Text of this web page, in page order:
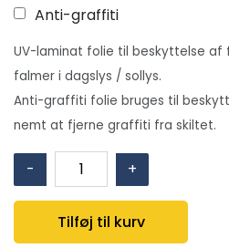
Anti-graffiti
UV-laminat folie til beskyttelse af
falmer i dagslys / sollys.
Anti-graffiti folie bruges til
nemt at fjerne graffiti fra skiltet.
-
E034:
Flugtdør
(glider
+
Tilføj til kurv